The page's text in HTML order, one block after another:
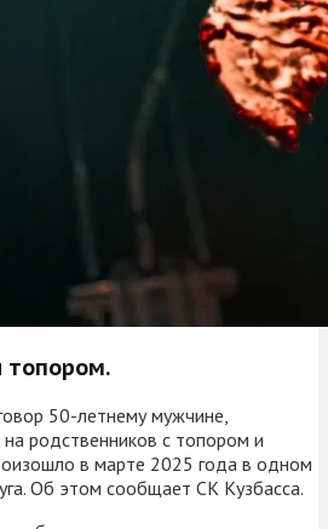
топором.
50-летнему мужчине,
родственников с топором и
в марте 2025 года в одном
Об этом сообщает СК Кузбасса.